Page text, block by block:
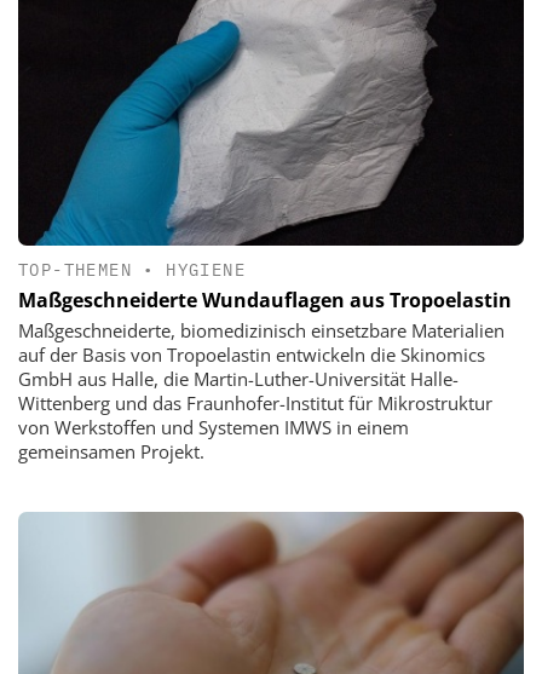
TOP-THEMEN • HYGIENE
Maßgeschneiderte Wundauflagen aus Tropoelastin
Maßgeschneiderte, biomedizinisch einsetzbare Materialien
auf der Basis von Tropoelastin entwickeln die Skinomics
GmbH aus Halle, die Martin-Luther-Universität Halle-
Wittenberg und das Fraunhofer-Institut für Mikrostruktur
von Werkstoffen und Systemen IMWS in einem
gemeinsamen Projekt.